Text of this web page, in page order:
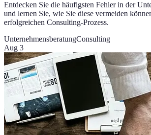
Entdecken Sie die häufigsten Fehler in der
und lernen Sie, wie Sie diese vermeiden
erfolgreichen Consulting-Prozess.
UnternehmensberatungConsulting
Aug 3